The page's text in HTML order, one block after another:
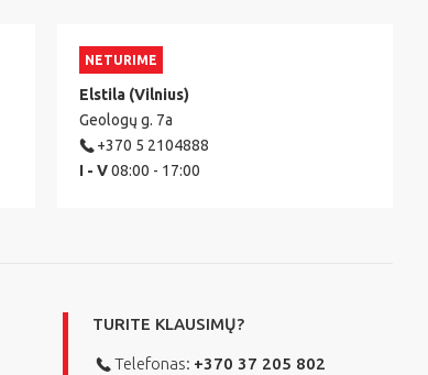
NETURIME
Elstila (Vilnius)
Geologų g. 7a
+370 5 2104888
I - V08:00 - 17:00
TURITE KLAUSIMŲ?
Telefonas: +370 37 205 802